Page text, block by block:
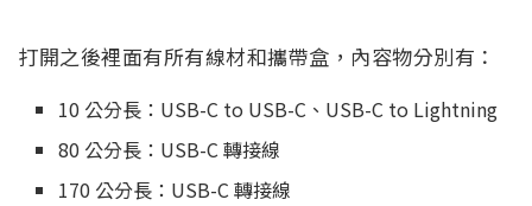
打開之後裡面有所有線材和攜帶盒，內容物分別有：
10 公分長：USB-C to USB-C、USB-C to Lightning
80 公分長：USB-C 轉接線
170 公分長：USB-C 轉接線